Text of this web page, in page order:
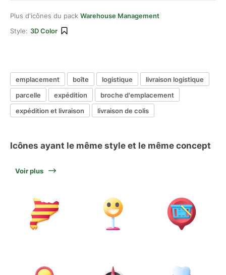
Plus d'icônes du pack Warehouse Management
Style: 3D Color
emplacement boîte logistique
livraison logistique
parcelle
expédition
broche d'emplacement
expédition et livraison
livraison de colis
Icônes ayant le même style et le même concept
Voir plus